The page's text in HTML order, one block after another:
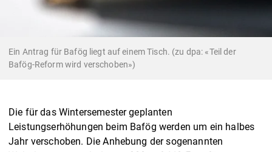
Ein Antrag für Bafög liegt auf einem Tisch. (zu dpa: «Teil der
Bafög-Reform wird verschoben»)
Die für das Wintersemester geplanten
Leistungserhöhungen beim Bafög werden um ein halbes
Jahr verschoben. Die Anhebung der sogenannten